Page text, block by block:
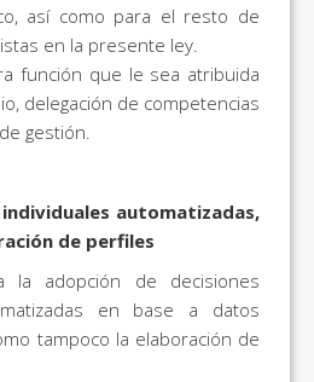
así como para el resto de
en la presente ley.
función que le sea atribuida
delegación de competencias
gestión.
individuales automatizadas,
de perfiles
la adopción de decisiones
en base a datos
tampoco la elaboración de